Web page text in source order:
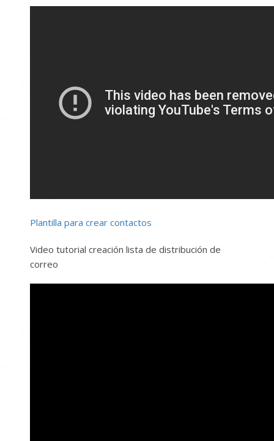
Plantilla para crear contactos
Video tutorial creación lista de distribución de
correo